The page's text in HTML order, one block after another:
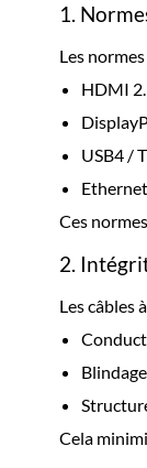
1.
Les
HDMI
USB4 /
Ces
2.
Les câbles
Cela